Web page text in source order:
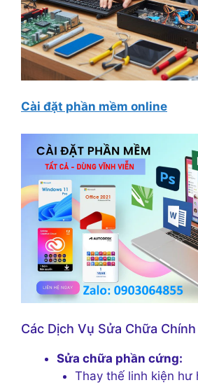
Cài đặt phần mềm online
Các Dịch Vụ Sửa Chữa Chính
Sửa chữa phần cứng:
Thay thế linh kiện hư